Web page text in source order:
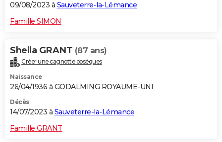
09/08/2023 à Sauveterre-la-Lémance
Famille SIMON
Sheila GRANT (87 ans)
Créer une cagnotte obsèques
Naissance
26/04/1936 à GODALMING ROYAUME-UNI
Décès
14/07/2023 à Sauveterre-la-Lémance
Famille GRANT